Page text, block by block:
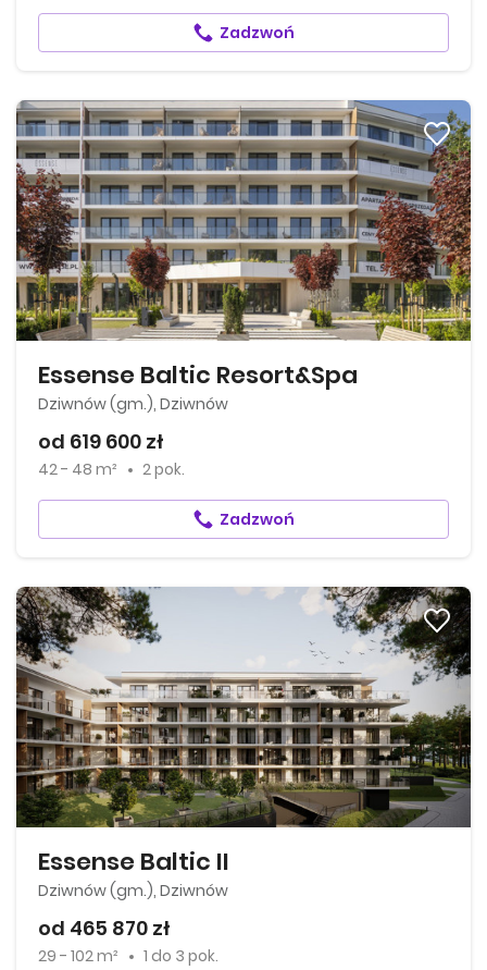
Zadzwoń
Essense Baltic Resort&Spa
Dziwnów (gm.), Dziwnów
od 619 600 zł
42 - 48 m² 2 pok.
Zadzwoń
Essense Baltic II
Dziwnów (gm.), Dziwnów
od 465 870 zł
29 - 102 m² 1 do 3 pok.